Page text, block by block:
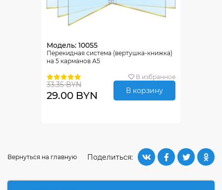
Модель: 10055
Перекидная система (вертушка-книжка)
на 5 карманов А5
В избранное
33.35 BYN
29.00 BYN В корзину
Поделиться:
Вернуться на главную